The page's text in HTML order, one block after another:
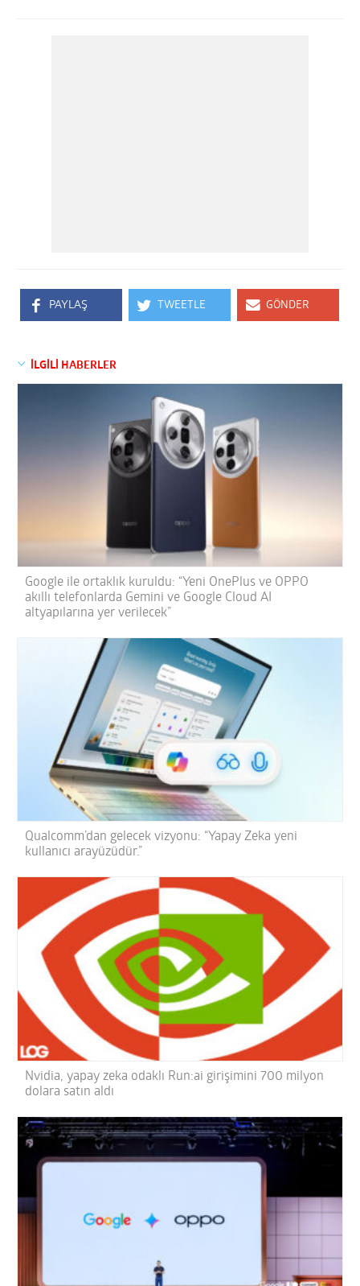
PAYLAŞ TWEETLE GÖNDER
İLGİLİ HABERLER
Google ile ortaklık kuruldu: “Yeni OnePlus ve OPPO
akıllı telefonlarda Gemini ve Google Cloud AI
altyapılarına yer verilecek”
Qualcomm’dan gelecek vizyonu: “Yapay Zeka yeni
kullanıcı arayüzüdür.”
Nvidia, yapay zeka odaklı Run:ai girişimini 700 milyon
dolara satın aldı